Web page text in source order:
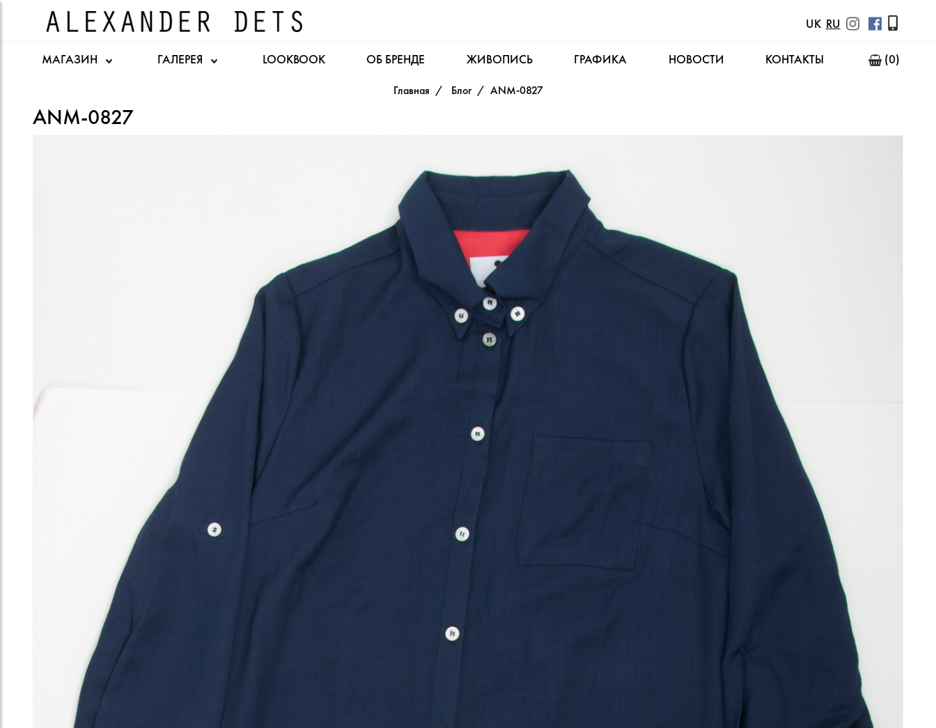
UK RU
МАГАЗИН ГАЛЕРЕЯ LOOKBOOK ОБ БРЕНДЕ ЖИВОПИСЬ ГРАФИКА НОВОСТИ КОНТАКТЫ (0)
Главная Блог ANM-0827
ANM-0827